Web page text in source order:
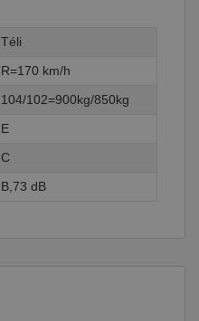
Téli
R=170 km/h
104/102=900kg/850kg
E
C
B,73 dB